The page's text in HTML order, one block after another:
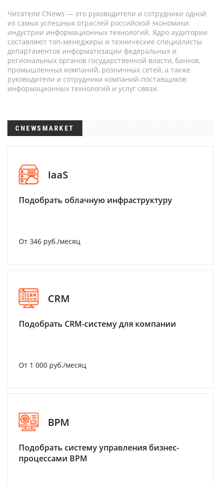
Читатели CNews — это руководители и сотрудники одной
из самых успешных отраслей российской экономики:
индустрии информационных технологий. Ядро аудитории
составляют топ-менеджеры и технические специалисты
департаментов информатизации федеральных и
региональных органов государственной власти, банков,
промышленных компаний, розничных сетей, а также
руководители и сотрудники компаний-поставщиков
информационных технологий и услуг связи.
CNEWSMARKET
IaaS
Подобрать облачную инфраструктуру
От 346 руб./месяц
CRM
Подобрать CRM-систему для компании
От 1 000 руб./месяц
BPM
Подобрать систему управления бизнес-
процессами BPM